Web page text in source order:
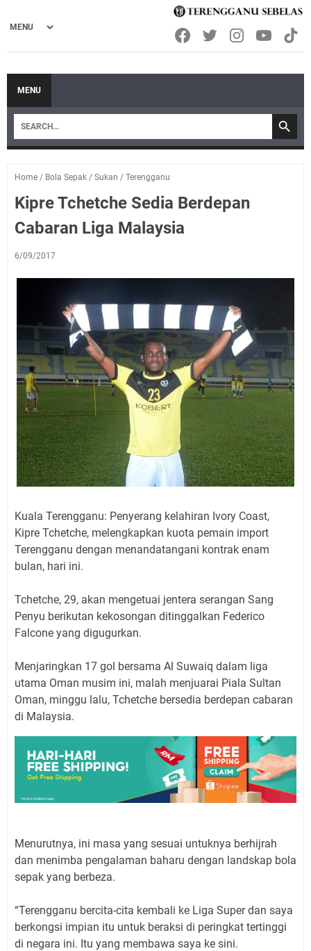
MENU
Home / Bola Sepak / Sukan / Terengganu
Kipre Tchetche Sedia Berdepan
Cabaran Liga Malaysia
6/09/2017
Kuala Terengganu: Penyerang kelahiran Ivory Coast,
Kipre Tchetche, melengkapkan kuota pemain import
Terengganu dengan menandatangani kontrak enam
bulan, hari ini.
Tchetche, 29, akan mengetuai jentera serangan Sang
Penyu berikutan kekosongan ditinggalkan Federico
Falcone yang digugurkan.
Menjaringkan 17 gol bersama Al Suwaiq dalam liga
utama Oman musim ini, malah menjuarai Piala Sultan
Oman, minggu lalu, Tchetche bersedia berdepan cabaran
di Malaysia.
Menurutnya, ini masa yang sesuai untuknya berhijrah
dan menimba pengalaman baharu dengan landskap bola
sepak yang berbeza.
“Terengganu bercita-cita kembali ke Liga Super dan saya
berkongsi impian itu untuk beraksi di peringkat tertinggi
di negara ini. Itu yang membawa saya ke sini.